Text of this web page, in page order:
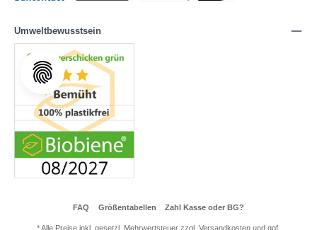
Umweltbewusstsein
FAQ Größentabellen Zahl Kasse oder BG?
* Alle Preise inkl. gesetzl. Mehrwertsteuer zzgl. Versandkosten und ggf.